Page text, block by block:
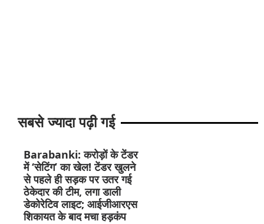
सबसे ज्यादा पढ़ी गई
Barabanki: करोड़ों के टेंडर
में ‘सेटिंग’ का खेल! टेंडर खुलने
से पहले ही सड़क पर उतर गई
ठेकेदार की टीम, लगा डाली
डेकोरेटिव लाइट; आईजीआरएस
शिकायत के बाद मचा हड़कंप